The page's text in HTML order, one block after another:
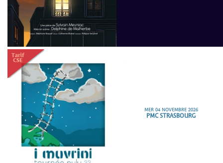
MER 04 NOVEMBRE 2026
PMC STRASBOURG